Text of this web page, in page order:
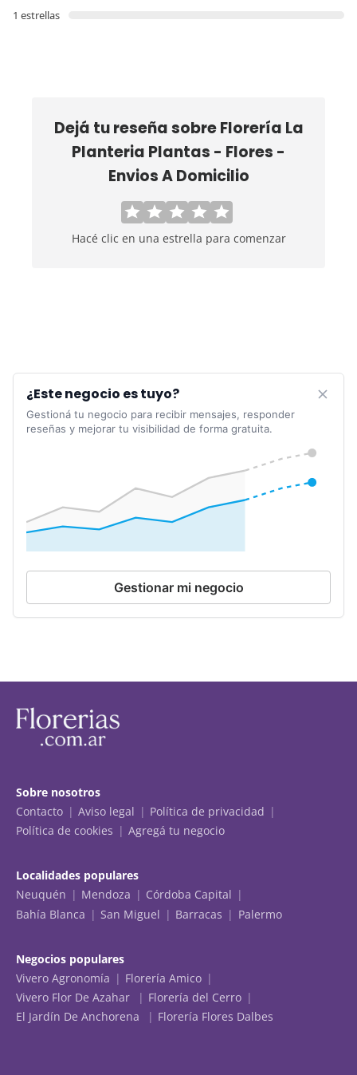
1 estrellas
Dejá tu reseña sobreFlorería La
Planteria Plantas - Flores -
Envios A Domicilio
Hacé clic en una estrella para comenzar
¿Este negocio es tuyo?
Gestioná tu negocio para recibir mensajes, responder
reseñas y mejorar tu visibilidad de forma gratuita.
Gestionar mi negocio
Sobre nosotros
Contacto
Aviso legal
Política de privacidad
Política de cookies
Agregá tu negocio
Localidades populares
Neuquén
Mendoza
Córdoba Capital
Bahía Blanca
San Miguel Barracas Palermo
Negocios populares
Vivero Agronomía
Florería Amico
Vivero Flor De Azahar
Florería del Cerro
El Jardín De Anchorena
Florería Flores Dalbes